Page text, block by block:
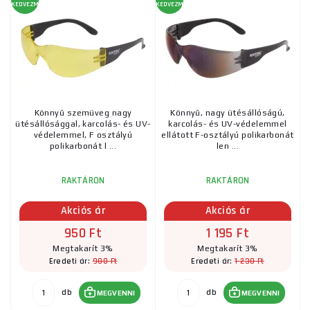
KEDVEZMÉNY
Könnyű szemüveg nagy
ütésállósággal, karcolás- és UV-
védelemmel, F osztályú
polikarbonát l ...
RAKTÁRON
Akciós ár
950 Ft
Megtakarít 3%
Eredeti ár:980 Ft
db MEGVENNI
KEDVEZMÉNY
Könnyű, nagy ütésállóságú,
karcolás- és UV-védelemmel
ellátott F-osztályú polikarbonát
len ...
RAKTÁRON
Akciós ár
1 195 Ft
Megtakarít 3%
Eredeti ár:1 230 Ft
db MEGVENNI